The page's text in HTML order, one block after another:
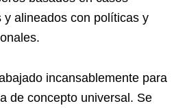
y alineados con políticas y
incansablemente para
de concepto universal. Se